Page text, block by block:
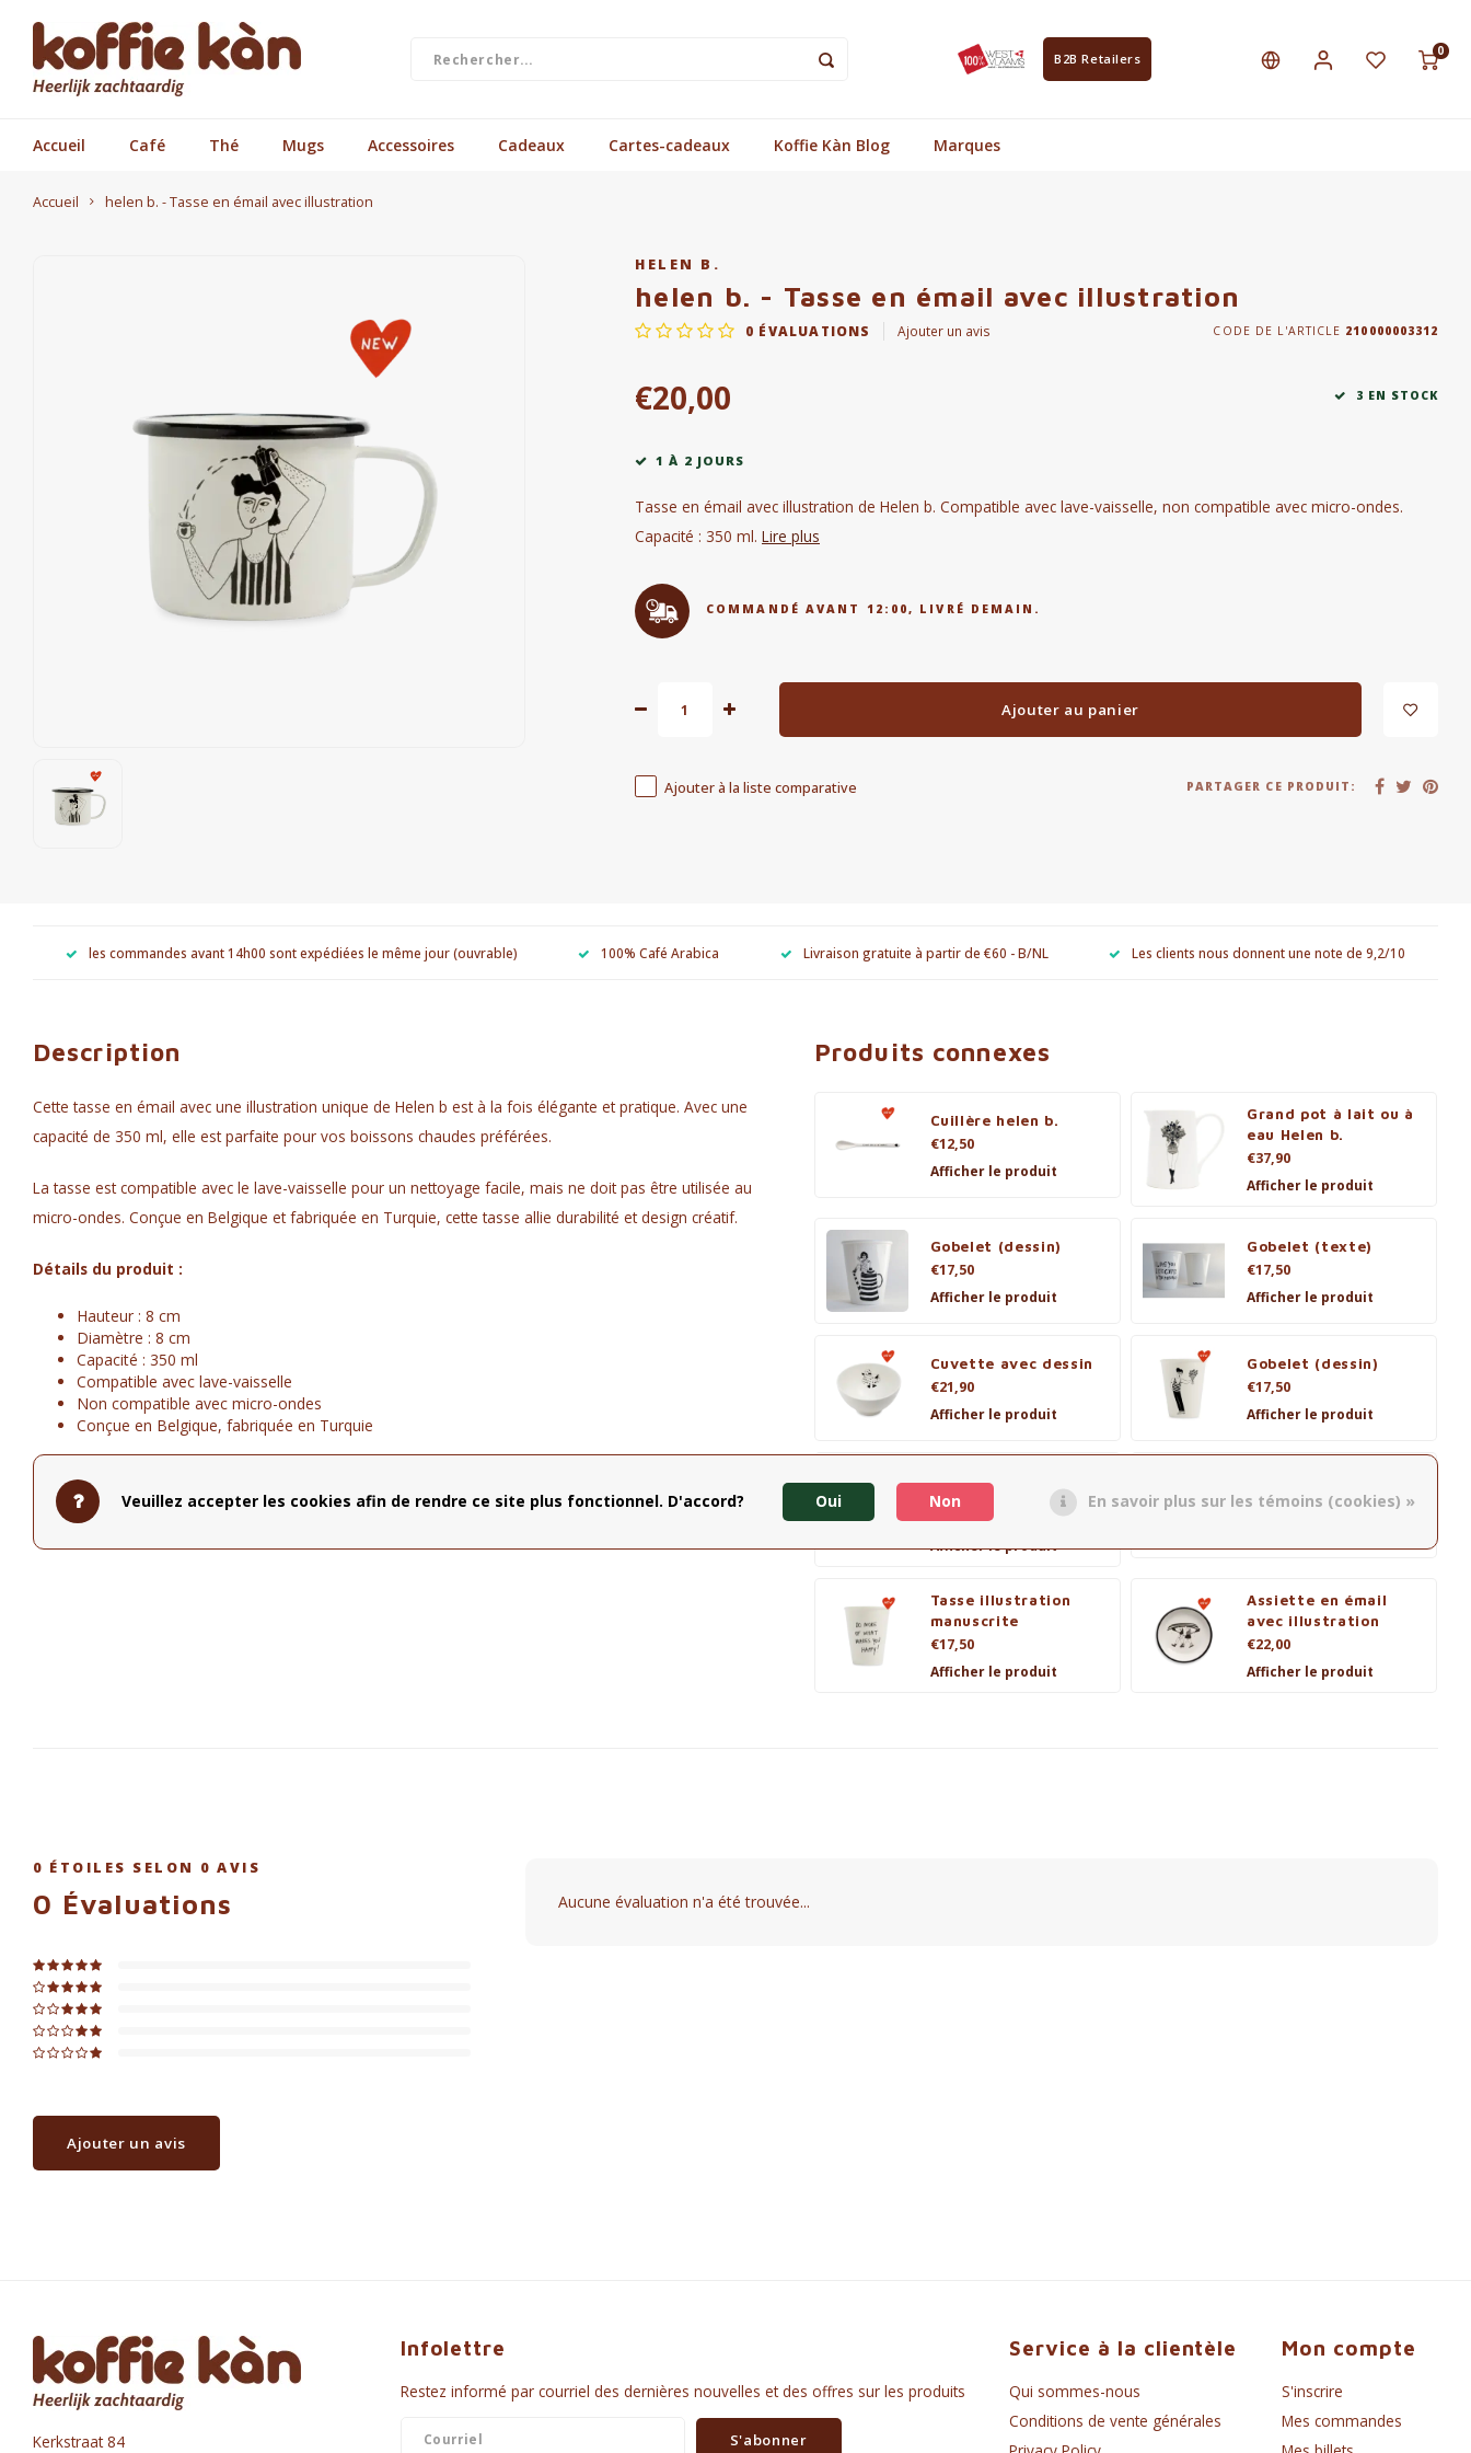
B2B Retailers
0
Accueil Café Thé Mugs Accessoires Cadeaux Cartes-cadeaux Koffie Kàn Blog Marques
Accueil helen b. - Tasse en émail avec illustration
HELEN B.
helen b. - Tasse en émail avec illustration
0 ÉVALUATIONS Ajouter un avis CODE DE L'ARTICLE 210000003312
€20,00 3 EN STOCK
1 À 2 JOURS
Tasse en émail avec illustration de Helen b. Compatible avec lave-vaisselle, non compatible avec micro-ondes.
Capacité : 350 ml. Lire plus
COMMANDÉ AVANT 12:00, LIVRÉ DEMAIN.
Ajouter au panier
Ajouter à la liste comparative PARTAGER CE PRODUIT:
les commandes avant 14h00 sont expédiées le même jour (ouvrable) 100% Café Arabica Livraison gratuite à partir de €60 - B/NL Les clients nous donnent une note de 9,2/10
Description
Cette tasse en émail avec une illustration unique de Helen b est à la fois élégante et pratique. Avec une
capacité de 350 ml, elle est parfaite pour vos boissons chaudes préférées.
La tasse est compatible avec le lave-vaisselle pour un nettoyage facile, mais ne doit pas être utilisée au
micro-ondes. Conçue en Belgique et fabriquée en Turquie, cette tasse allie durabilité et design créatif.
Détails du produit :
Hauteur : 8 cm
Diamètre : 8 cm
Capacité : 350 ml
Compatible avec lave-vaisselle
Non compatible avec micro-ondes
Conçue en Belgique, fabriquée en Turquie
Produits connexes
Cuillère helen b.
€12,50
Afficher le produit
Grand pot à lait ou à
eau Helen b.
€37,90
Afficher le produit
Gobelet (dessin)
€17,50
Afficher le produit
Gobelet (texte)
€17,50
Afficher le produit
Cuvette avec dessin
€21,90
Afficher le produit
Gobelet (dessin)
€17,50
Afficher le produit
2024)
€17,50
Afficher le produit
€19,90
Tasse illustration
manuscrite
€17,50
Afficher le produit
Assiette en émail
avec illustration
€22,00
Afficher le produit
0 ÉTOILES SELON 0 AVIS
0 Évaluations
Ajouter un avis
Aucune évaluation n'a été trouvée...
Kerkstraat 84
Infolettre
Restez informé par courriel des dernières nouvelles et des offres sur les produits
S'abonner
Service à la clientèle
Qui sommes-nous
Conditions de vente générales
Mon compte
S'inscrire
Mes commandes
Veuillez accepter les cookies afin de rendre ce site plus fonctionnel. D'accord? Oui Non En savoir plus sur les témoins (cookies) »